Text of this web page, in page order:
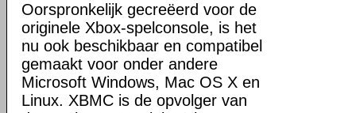
Oorspronkelijk gecreëerd voor de
originele Xbox-spelconsole, is het
nu ook beschikbaar en compatibel
gemaakt voor onder andere
Microsoft Windows, Mac OS X en
Linux. XBMC is de opvolger van